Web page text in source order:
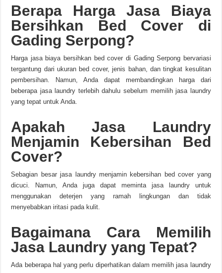
Berapa Harga Jasa Biaya
Bersihkan Bed Cover di
Gading Serpong?
Harga jasa biaya bersihkan bed cover di Gading Serpong bervariasi
tergantung dari ukuran bed cover, jenis bahan, dan tingkat kesulitan
pembersihan. Namun, Anda dapat membandingkan harga dari
beberapa jasa laundry terlebih dahulu sebelum memilih jasa laundry
yang tepat untuk Anda.
Apakah Jasa Laundry
Menjamin Kebersihan Bed
Cover?
Sebagian besar jasa laundry menjamin kebersihan bed cover yang
dicuci. Namun, Anda juga dapat meminta jasa laundry untuk
menggunakan deterjen yang ramah lingkungan dan tidak
menyebabkan iritasi pada kulit.
Bagaimana Cara Memilih
Jasa Laundry yang Tepat?
Ada beberapa hal yang perlu diperhatikan dalam memilih jasa laundry